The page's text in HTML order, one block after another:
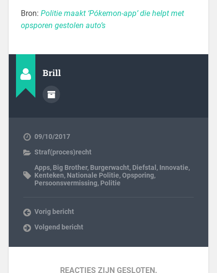
Bron: Politie maakt ‘Pókemon-app’ die helpt met
opsporen gestolen auto’s
Brill
09/10/2017
Straf(proces)recht
Apps, Big Brother, Burgerwacht, Diefstal , Innovatie,
Kenteken, Nationale Politie,Opsporing,
Persoonsvermissing, Politie
Vorig bericht
Volgend bericht
REACTIES ZIJN GESLOTEN.